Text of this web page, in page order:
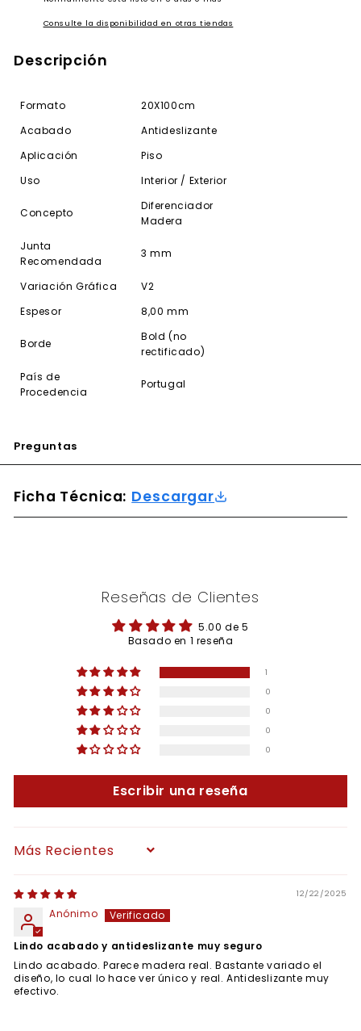
Consulte la disponibilidad en otras tiendas
Descripción
Formato
20X100cm
Acabado
Antideslizante
Aplicación
Piso
Uso
Interior / Exterior
Concepto
Diferenciador
Madera
Junta
Recomendada
3 mm
Variación Gráfica
V2
Espesor
8,00 mm
Borde
Bold (no
rectificado)
País de
Procedencia
Portugal
Preguntas
Ficha Técnica: Descargar
Reseñas de Clientes
5.00 de 5
Basado en 1 reseña
1
0
0
0
0
Escribir una reseña
Sort by
12/22/2025
Anónimo
Lindo acabado y antideslizante muy seguro
Lindo acabado. Parece madera real. Bastante variado el
diseño, lo cual lo hace ver único y real. Antideslizante muy
efectivo.